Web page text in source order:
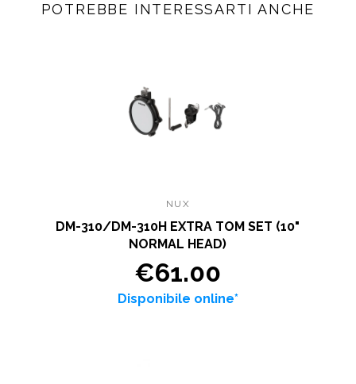
POTREBBE INTERESSARTI ANCHE
NUX
DM-310/DM-310H EXTRA TOM SET (10"
NORMAL HEAD)
€61.00
Disponibile online*